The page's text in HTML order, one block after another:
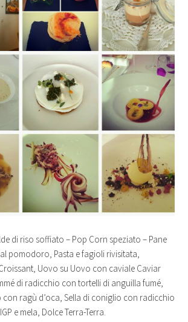
di riso soffiato – Pop Corn speziato – Pane
pomodoro, Pasta e fagioli rivisitata,
Uovo su Uovo con caviale Caviar
di radicchio con tortelli di anguilla fumé,
ragù d’oca, Sella di coniglio con radicchio
IGP e mela, Dolce Terra-Terra.